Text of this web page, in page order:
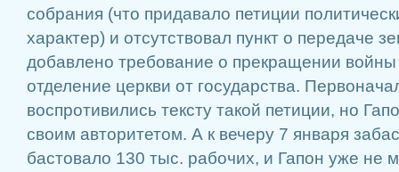
собрания (что придавало петиции
характер) и отсутствовал пункт о передаче
добавлено требование о прекращении
отделение церкви от государства.
воспротивились тексту такой петиции, но
своим авторитетом. А к вечеру 7 января
бастовало 130 тыс. рабочих, и Гапон уже не